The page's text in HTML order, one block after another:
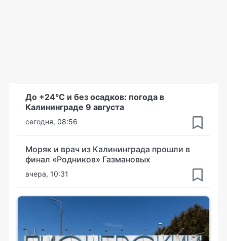
До +24°С и без осадков: погода в
Калининграде 9 августа
сегодня, 08:56
Моряк и врач из Калининграда прошли в
финал «Родников» Газмановых
вчера, 10:31